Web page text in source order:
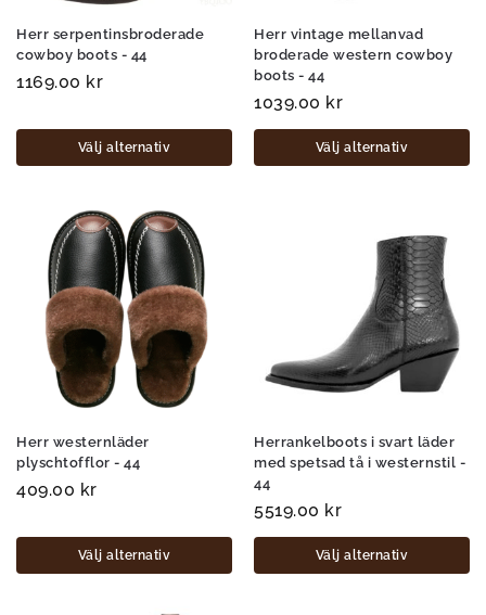
Herr serpentinsbroderade
cowboy boots - 44
1169.00 kr
Välj alternativ
Herr vintage mellanvad
broderade western cowboy
boots - 44
1039.00 kr
Välj alternativ
Herr westernläder
plyschtofflor - 44
409.00 kr
Välj alternativ
Herrankelboots i svart läder
med spetsad tå i westernstil -
44
5519.00 kr
Välj alternativ